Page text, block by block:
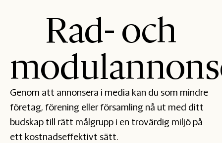
Rad- och
Genom att annonsera i media kan du som mindre
företag, förening eller församling nå ut med ditt
budskap till rätt målgrupp i en trovärdig miljö på
ett kostnadseffektivt sätt.